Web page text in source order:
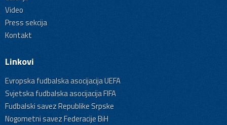
Video
Press sekcija
Kontakt
Linkovi
Evropska fudbalska asocijacija UEFA
Svjetska fudbalska asocijacija FIFA
Fudbalski savez Republike Srpske
Nogometni savez Federacije BiH